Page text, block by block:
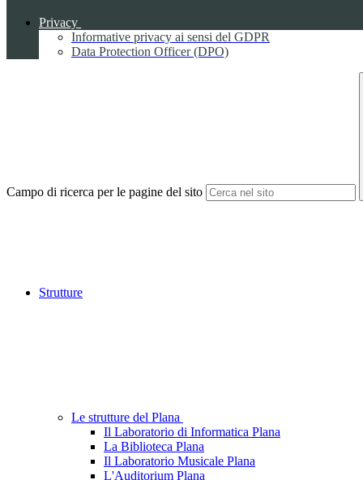
Privacy
Informative privacy ai sensi del GDPR
Data Protection Officer (DPO)
Campo di ricerca per le pagine del sito
Strutture
Le strutture del Plana
Il Laboratorio di Informatica Plana
La Biblioteca Plana
Il Laboratorio Musicale Plana
L'Auditorium Plana